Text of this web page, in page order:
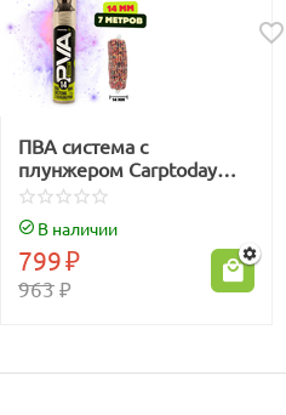
ПВА система с
плунжером Carptoday
PVA Abranet
В наличии
963₽
799₽